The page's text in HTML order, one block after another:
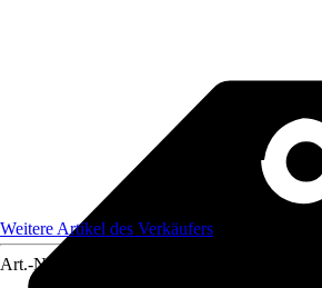
Weitere Artikel des Verkäufers
Art.-Nr.